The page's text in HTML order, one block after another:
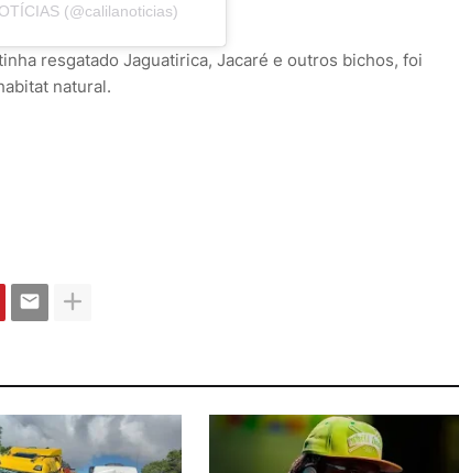
(@calilanoticias)
resgatado Jaguatirica, Jacaré e outros bichos, foi
natural.